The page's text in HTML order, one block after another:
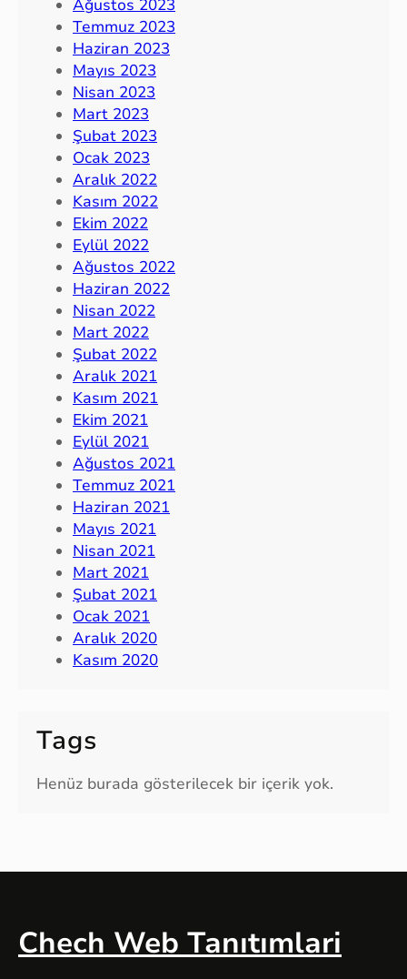
Ağustos 2023
Temmuz 2023
Haziran 2023
Mayıs 2023
Nisan 2023
Mart 2023
Şubat 2023
Ocak 2023
Aralık 2022
Kasım 2022
Ekim 2022
Eylül 2022
Ağustos 2022
Haziran 2022
Nisan 2022
Mart 2022
Şubat 2022
Aralık 2021
Kasım 2021
Ekim 2021
Eylül 2021
Ağustos 2021
Temmuz 2021
Haziran 2021
Mayıs 2021
Nisan 2021
Mart 2021
Şubat 2021
Ocak 2021
Aralık 2020
Kasım 2020
Tags
Henüz burada gösterilecek bir içerik yok.
Chech Web Tanıtımlari